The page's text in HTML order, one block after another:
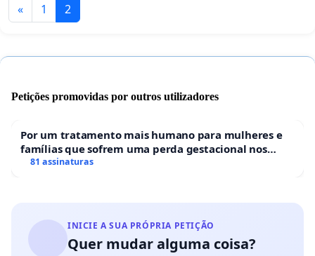
« 1 2
Petições promovidas por outros utilizadores
Por um tratamento mais humano para mulheres e
famílias que sofrem uma perda gestacional nos
hospitais portugueses
81 assinaturas
INICIE A SUA PRÓPRIA PETIÇÃO
Quer mudar alguma coisa?